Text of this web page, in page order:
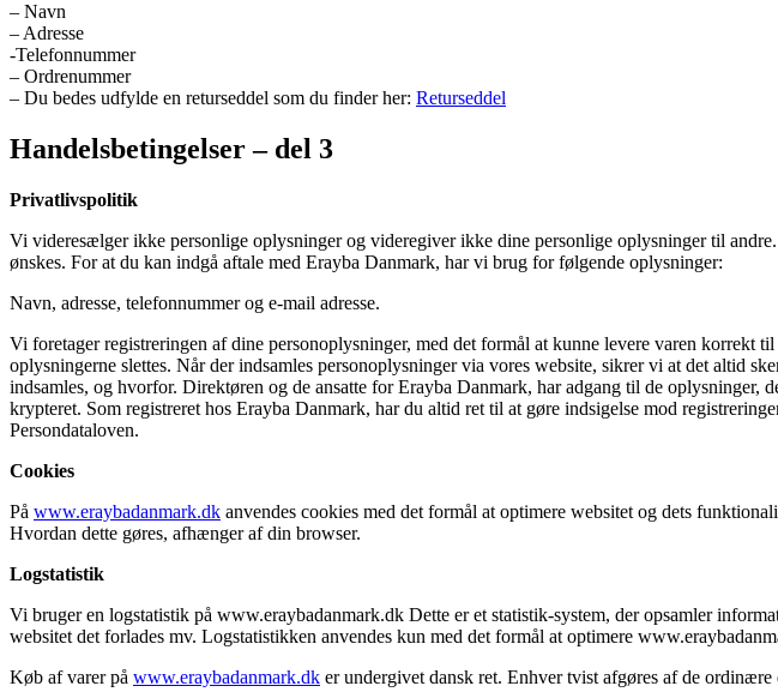
– Navn
– Adresse
-Telefonnummer
– Ordrenummer
– Du bedes udfylde en returseddel som du finder her: Returseddel
Handelsbetingelser – del 3
Privatlivspolitik
Vi videresælger ikke personlige oplysninger og videregiver ikke dine personlige oplysninger til
ønskes. For at du kan indgå aftale med Erayba Danmark, har vi brug for følgende oplysninger:
Navn, adresse, telefonnummer og e-mail adresse.
Vi foretager registreringen af dine personoplysninger, med det formål at kunne levere varen korrekt
oplysningerne slettes. Når der indsamles personoplysninger via vores website, sikrer vi at det altid
indsamles, og hvorfor. Direktøren og de ansatte for Erayba Danmark, har adgang til de
krypteret. Som registreret hos Erayba Danmark, har du altid ret til at gøre indsigelse mod
Persondataloven.
Cookies
På www.eraybadanmark.dk anvendes cookies med det formål at optimere websitet og dets
Hvordan dette gøres, afhænger af din browser.
Logstatistik
Vi bruger en logstatistik på www.eraybadanmark.dk Dette er et statistik-system, der opsamler
websitet det forlades mv. Logstatistikken anvendes kun med det formål at optimere
Køb af varer på www.eraybadanmark.dk er undergivet dansk ret. Enhver tvist afgøres af de ordinære